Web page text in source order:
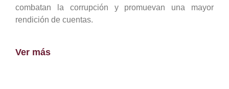
combatan la corrupción y promuevan una mayor
rendición de cuentas.
Ver más